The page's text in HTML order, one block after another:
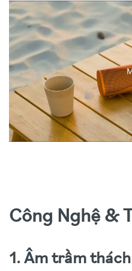
Công Nghệ &
1. Âm trầm